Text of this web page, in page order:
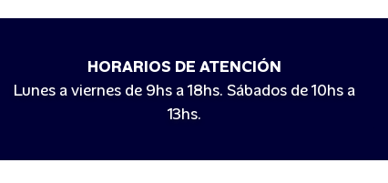
HORARIOS DE ATENCIÓN
Lunes a viernes de 9hs a 18hs. Sábados de 10hs a
13hs.